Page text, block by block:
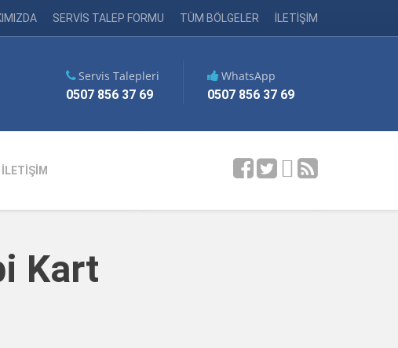
SERVİS TALEP FORMU TÜM BÖLGELER İLETİŞİM
İLETİŞİM
Servis Talepleri
0507 856 37 69
WhatsApp
0507 856 37 69
Kart